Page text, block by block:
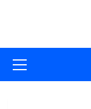
primario